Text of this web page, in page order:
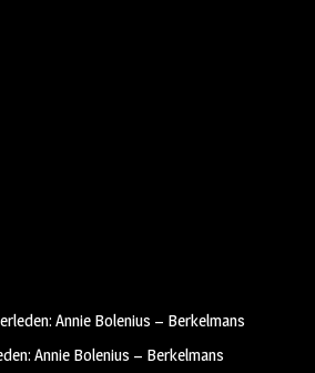
Annie Bolenius – Berkelmans
Annie Bolenius – Berkelmans